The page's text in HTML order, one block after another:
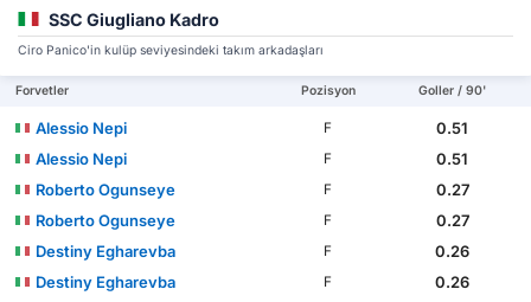
SSC Giugliano Kadro
Ciro Panico'in kulüp seviyesindeki takım arkadaşları
Forvetler Pozisyon Goller / 90'
Alessio Nepi F
0.51
Alessio Nepi
F
0.51
Roberto Ogunseye
F
0.27
Roberto Ogunseye
F
0.27
Destiny Egharevba
F
0.26
Destiny Egharevba
F
0.26